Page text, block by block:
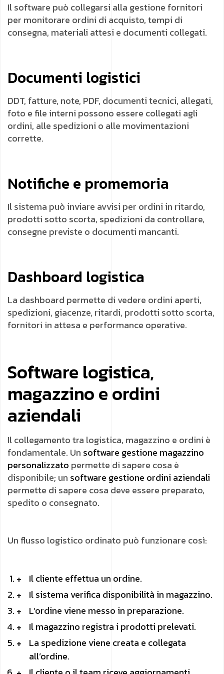
Il software può collegarsi alla gestione fornitori
per monitorare ordini di acquisto, tempi di
consegna, materiali attesi e documenti collegati.
Documenti logistici
DDT, fatture, note, PDF, documenti tecnici, allegati,
foto e file interni possono essere collegati agli
ordini, alle spedizioni o alle movimentazioni
corrette.
Notifiche e promemoria
Il sistema può inviare avvisi per ordini in ritardo,
prodotti sotto scorta, spedizioni da controllare,
consegne previste o documenti mancanti.
Dashboard logistica
La dashboard permette di vedere ordini aperti,
spedizioni, giacenze, ritardi, prodotti sotto scorta,
fornitori in attesa e performance operative.
Software logistica,
magazzino e ordini
aziendali
Il collegamento tra logistica, magazzino e ordini è
fondamentale. Un software gestione magazzino
personalizzato permette di sapere cosa è
disponibile; un software gestione ordini aziendali
permette di sapere cosa deve essere preparato,
spedito o consegnato.
Un flusso logistico ordinato può funzionare così:
Il cliente effettua un ordine.
Il sistema verifica disponibilità in magazzino.
L’ordine viene messo in preparazione.
Il magazzino registra i prodotti prelevati.
La spedizione viene creata e collegata
all’ordine.